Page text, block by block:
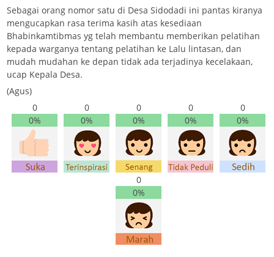
Sebagai orang nomor satu di Desa Sidodadi ini pantas kiranya
mengucapkan rasa terima kasih atas kesediaan
Bhabinkamtibmas yg telah membantu memberikan pelatihan
kepada warganya tentang pelatihan ke Lalu lintasan, dan
mudah mudahan ke depan tidak ada terjadinya kecelakaan,
ucap Kepala Desa.
(Agus)
0
0%
0
0%
0
0%
0
0%
0
0%
0
0%